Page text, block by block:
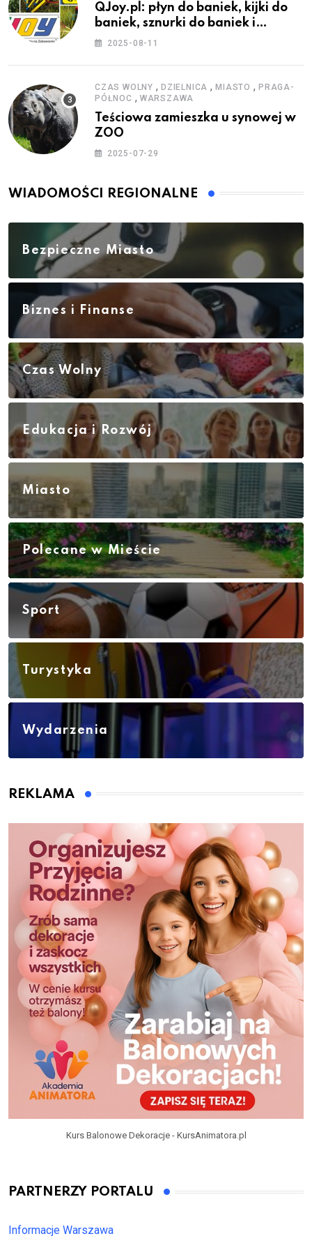
QJoy.pl: płyn do baniek, kijki do
baniek, sznurki do baniek i
zestawy do baniek
2025-08-11
CZAS WOLNY , DZIELNICA ,MIASTO ,PRAGA-
PÓŁNOC , WARSZAWA
Teściowa zamieszka u synowej w
ZOO
2025-07-29
WIADOMOŚCI REGIONALNE
Bezpieczne Miasto
Biznes i Finanse
Czas Wolny
Edukacja i Rozwój
Miasto
Polecane w Mieście
Sport
Turystyka
Wydarzenia
REKLAMA
Kurs Balonowe Dekoracje - KursAnimatora.pl
PARTNERZY PORTALU
Informacje Warszawa